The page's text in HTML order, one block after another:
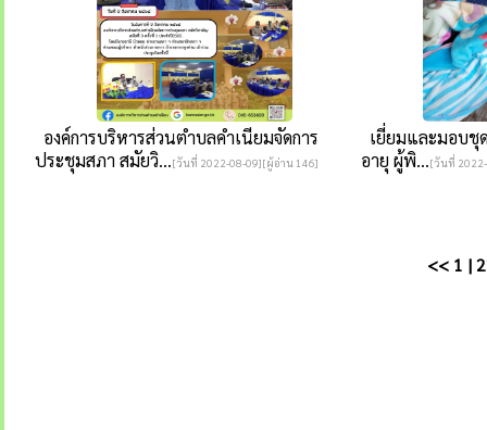
องค์การบริหารส่วนตำบลคำเนียมจัดการ
ประชุมสภา สมัยวิ...[วันที่ 2022-08-09][ผู้อ่าน 146]
เยี่ยมและมอบชุ
อายุ ผู้พิ...[วันที่
<< 1 |